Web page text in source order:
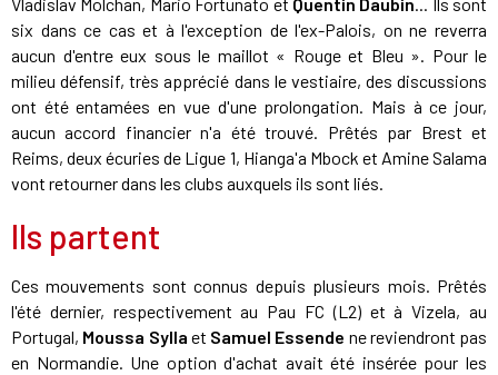
Vladislav Molchan, Mario Fortunato et Quentin Daubin... Ils sont
six dans ce cas et à l'exception de l'ex-Palois, on ne reverra
aucun d'entre eux sous le maillot « Rouge et Bleu ». Pour le
milieu défensif, très apprécié dans le vestiaire, des discussions
ont été entamées en vue d'une prolongation. Mais à ce jour,
aucun accord financier n'a été trouvé. Prêtés par Brest et
Reims, deux écuries de Ligue 1, Hianga'a Mbock et Amine Salama
vont retourner dans les clubs auxquels ils sont liés.
Ils partent
Ces mouvements sont connus depuis plusieurs mois. Prêtés
l'été dernier, respectivement au Pau FC (L2) et à Vizela, au
Portugal, Moussa Sylla et Samuel Essende ne reviendront pas
en Normandie. Une option d'achat avait été insérée pour les